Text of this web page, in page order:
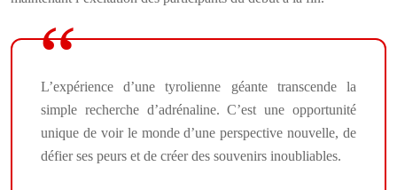
L’expérience d’une tyrolienne géante transcende la
simple recherche d’adrénaline. C’est une opportunité
unique de voir le monde d’une perspective nouvelle, de
défier ses peurs et de créer des souvenirs inoubliables.